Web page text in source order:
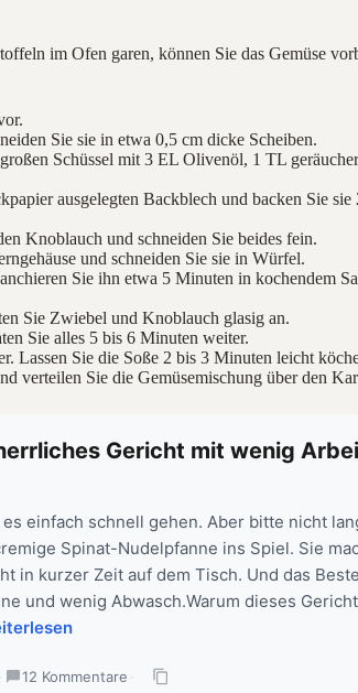
im Ofen garen, können Sie das Gemüse
Sie sie in etwa 0,5 cm dicke Scheiben.
Schüssel mit 3 EL Olivenöl, 1 TL
ausgelegten Backblech und backen Sie
Knoblauch und schneiden Sie beides fein.
und schneiden Sie sie in Würfel.
Sie ihn etwa 5 Minuten in kochendem
Sie Zwiebel und Knoblauch glasig an.
Sie alles 5 bis 6 Minuten weiter.
Lassen Sie die Soße 2 bis 3 Minuten leicht
verteilen Sie die Gemüsemischung über den
Gericht mit wenig
einfach schnell gehen. Aber bitte nicht
Spinat-Nudelpfanne ins Spiel. Sie
in kurzer Zeit auf dem Tisch. Und das
und wenig Abwasch.Warum dieses
12 Kommentare ·